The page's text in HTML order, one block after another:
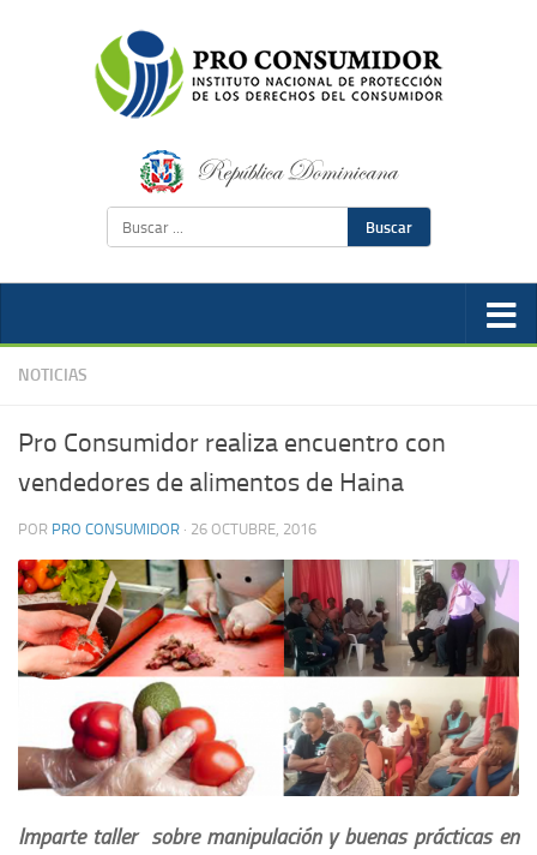
Buscar
NOTICIAS
Pro Consumidor realiza encuentro con
vendedores de alimentos de Haina
POR PRO CONSUMIDOR · 26 OCTUBRE, 2016
Imparte taller sobre manipulación y buenas prácticas en